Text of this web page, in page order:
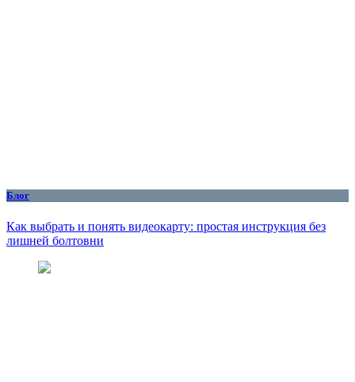
Блог
Как выбрать и понять видеокарту: простая инструкция без
лишней болтовни